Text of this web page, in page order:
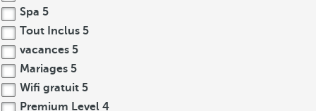
Spa 5
Tout Inclus 5
vacances 5
Mariages 5
Wifi gratuit 5
Premium Level 4